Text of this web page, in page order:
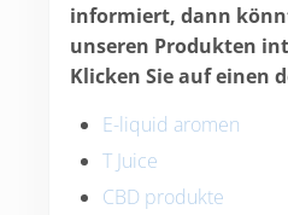
informiert, dann
unseren Produkten
Klicken Sie auf einen
E-liquid aromen
T Juice
CBD produkte